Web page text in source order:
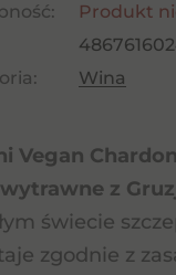
Produkt
Wina
Vegan
z
świecie
zgodnie z